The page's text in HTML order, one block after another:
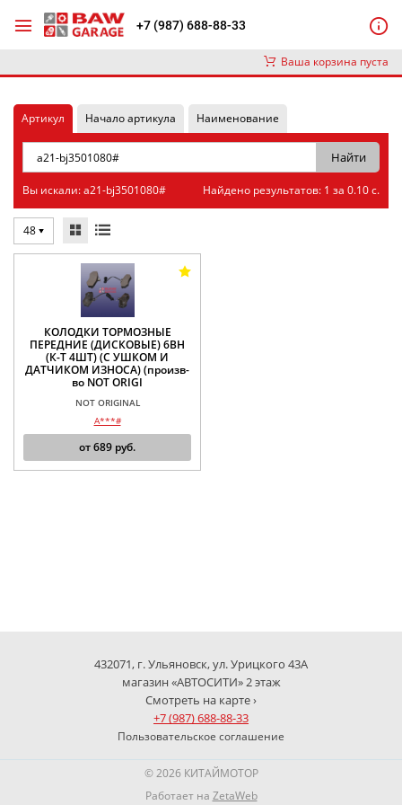
+7 (987) 688-88-33
Ваша корзина пуста
Артикул Начало артикула Наименование
Вы искали: a21-bj3501080# Найдено результатов: 1 за 0.10 с.
48
КОЛОДКИ ТОРМОЗНЫЕ
ПЕРЕДНИЕ (ДИСКОВЫЕ) 6BH
(К-Т 4ШТ) (С УШКОМ И
ДАТЧИКОМ ИЗНОСА) (произв-
во NOT ORIGI
NOT ORIGINAL
A***#
от689 руб.
432071, г. Ульяновск, ул. Урицкого 43А
магазин «АВТОСИТИ» 2 этаж
Смотреть на карте ›
+7 (987) 688-88-33
Пользовательское соглашение
© 2026 КИТАЙМОТОР
Работает на ZetaWeb